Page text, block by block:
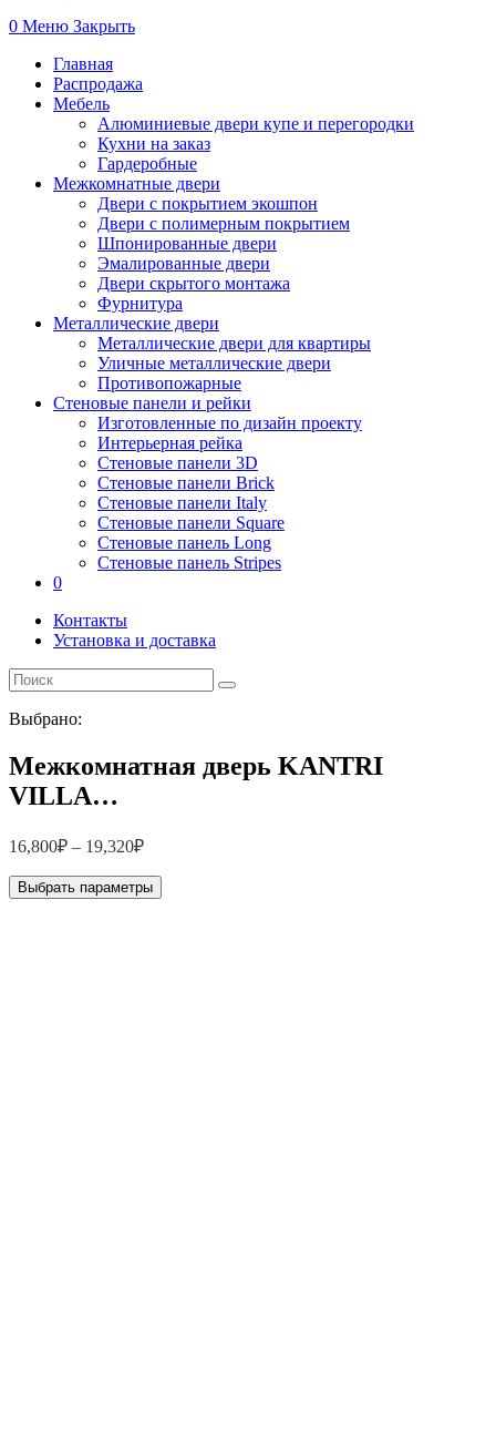
0 Меню Закрыть
Главная
Распродажа
Мебель
Алюминиевые двери купе и перегородки
Кухни на заказ
Гардеробные
Межкомнатные двери
Двери с покрытием экошпон
Двери с полимерным покрытием
Шпонированные двери
Эмалированные двери
Двери скрытого монтажа
Фурнитура
Металлические двери
Металлические двери для квартиры
Уличные металлические двери
Противопожарные
Стеновые панели и рейки
Изготовленные по дизайн проекту
Интерьерная рейка
Стеновые панели 3D
Стеновые панели Brick
Стеновые панели Italy
Стеновые панели Square
Стеновые панель Long
Стеновые панель Stripes
0
Контакты
Установка и доставка
Выбрано:
Межкомнатная дверь KANTRI
VILLA…
16,800₽ – 19,320₽
Выбрать параметры